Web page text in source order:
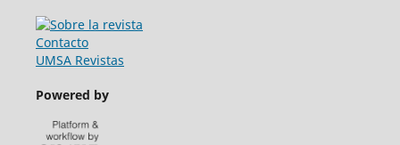
Contacto
UMSA Revistas
Powered by